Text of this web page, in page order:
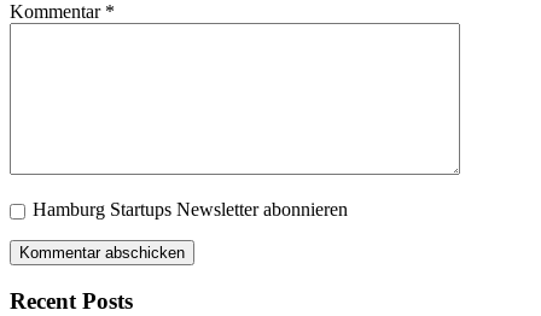
Kommentar *
Hamburg Startups Newsletter abonnieren
Recent Posts